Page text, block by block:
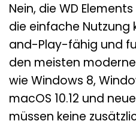
Nein, die WD
die einfache Nutzung
and-Play-fähig und
den meisten
wie Windows 8,
macOS 10.12 und
müssen keine